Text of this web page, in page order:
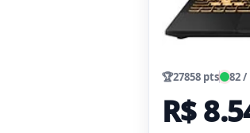
🏆27858 pts 82 /
R$